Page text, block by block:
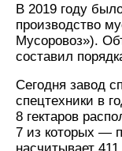
В 2019 году
производство
Мусоровоз»).
составил
Сегодня завод
спецтехники в
8 гектаров
7 из которых —